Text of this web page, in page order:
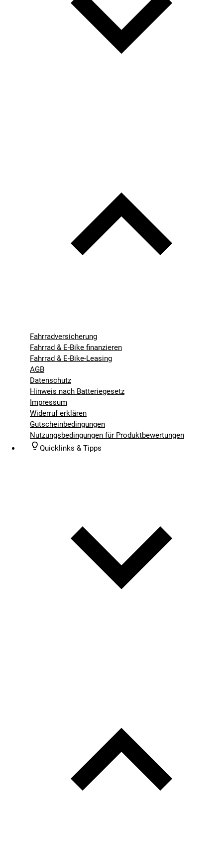
Fahrradversicherung
Fahrrad & E-Bike finanzieren
Fahrrad & E-Bike-Leasing
AGB
Datenschutz
Hinweis nach Batteriegesetz
Impressum
Widerruf erklären
Gutscheinbedingungen
Nutzungsbedingungen für Produktbewertungen
Quicklinks & Tipps